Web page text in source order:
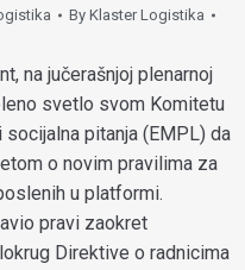
By Klaster Logistika
na jučerašnjoj plenarnoj
svetlo svom Komitetu
socijalna pitanja (EMPL) da
o novim pravilima za
u platformi.
pravi zaokret
Direktive o radnicima